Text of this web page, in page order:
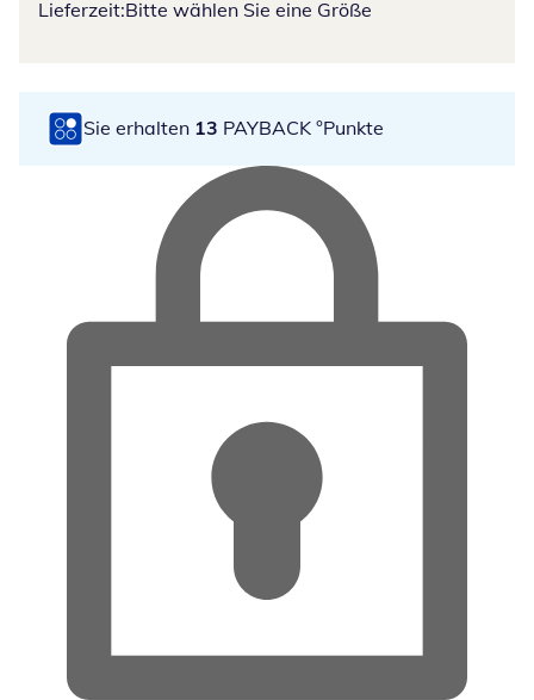
Lieferzeit:Bitte wählen Sie eine Größe
Sie erhalten 13 PAYBACK °Punkte